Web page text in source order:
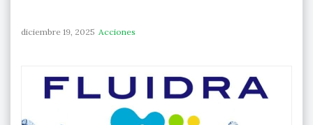
diciembre 19, 2025 Acciones